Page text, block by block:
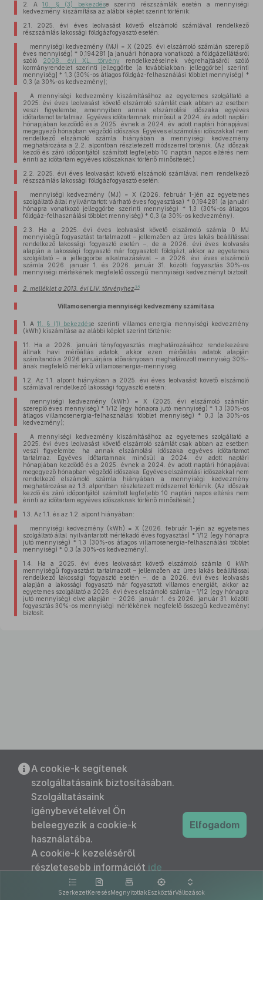
2.
A10. § (3) bekezdése szerinti részszámlák esetén a mennyiségi
kedvezmény kiszámítása az alábbi képlet szerint történik:
2.1.
2025. évi éves leolvasást követő elszámoló számlával rendelkező
részszámlás lakossági földgázfogyasztó esetén:
mennyiségi kedvezmény (MJ) = X (2025. évi elszámoló számlán szereplő
éves mennyiség) * 0,194281 [a januári hónapra vonatkozó, a földgázellátásról
szóló 2008. évi XL. törvény rendelkezéseinek végrehajtásáról szóló
kormányrendelet szerinti jelleggörbe (a továbbiakban: jelleggörbe) szerinti
mennyiség] * 1,3 (30%-os átlagos földgáz-felhasználási többlet mennyiség) *
0,3 (a 30%-os kedvezmény);
A mennyiségi kedvezmény kiszámításához az egyetemes szolgáltató a
2025. évi éves leolvasást követő elszámoló számlát csak abban az esetben
veszi figyelembe, amennyiben annak elszámolási időszaka egyéves
időtartamot tartalmaz. Egyéves időtartamnak minősül a 2024. év adott naptári
hónapjában kezdődő és a 2025. évnek a 2024. év adott naptári hónapjával
megegyező hónapban végződő időszaka. Egyéves elszámolási időszakkal nem
rendelkező elszámoló számla hiányában a mennyiségi kedvezmény
meghatározása a 2.2. alpontban részletezett módszerrel történik. (Az időszak
kezdő és záró időpontjától számított legfeljebb 10 naptári napos eltérés nem
érinti az időtartam egyéves időszaknak történő minősítését.)
2.2.
2025. évi éves leolvasást követő elszámoló számlával nem rendelkező
részszámlás lakossági földgázfogyasztó esetén:
mennyiségi kedvezmény (MJ) = X (2026. február 1-jén az egyetemes
szolgáltató által nyilvántartott várható éves fogyasztása) * 0,194281 (a januári
hónapra vonatkozó jelleggörbe szerinti mennyiség) * 1,3 (30%-os átlagos
földgáz-felhasználási többlet mennyiség) * 0,3 (a 30%-os kedvezmény).
2.3.
Ha a 2025. évi éves leolvasást követő elszámoló számla 0 MJ
mennyiségű fogyasztást tartalmazott – jellemzően az üres lakás beállítással
rendelkező lakossági fogyasztó esetén –, de a 2026. évi éves leolvasás
alapján a lakossági fogyasztó már fogyasztott földgázt, akkor az egyetemes
szolgáltató – a jelleggörbe alkalmazásával – a 2026. évi éves elszámoló
számla 2026. január 1. és 2026. január 31. közötti fogyasztás 30%-os
mennyiségi mértékének megfelelő összegű mennyiségi kedvezményt biztosít.
2. melléklet a 2013. évi LIV. törvényhez35
Villamosenergia mennyiségi kedvezmény számítása
1. A 11. § (1) bekezdése szerinti villamos energia mennyiségi kedvezmény
(kWh) kiszámítása az alábbi képlet szerint történik:
1.1.
Ha a 2026. januári tényfogyasztás meghatározásához rendelkezésre
állnak havi mérőállás adatok, akkor ezen mérőállás adatok alapján
számítandó a 2026 januárjára időarányosan meghatározott mennyiség 30%-
ának megfelelő mértékű villamosenergia-mennyiség.
1.2.
Az 1.1. alpont hiányában a 2025. évi éves leolvasást követő elszámoló
számlával rendelkező lakossági fogyasztó esetén:
mennyiségi kedvezmény (kWh) = X (2025. évi elszámoló számlán
szereplő éves mennyiség) * 1/12 (egy hónapra jutó mennyiség) * 1,3 (30%-os
átlagos villamosenergia-felhasználási többlet mennyiség) * 0,3 (a 30%-os
kedvezmény);
A mennyiségi kedvezmény kiszámításához az egyetemes szolgáltató a
2025. évi éves leolvasást követő elszámoló számlát csak abban az esetben
veszi figyelembe, ha annak elszámolási időszaka egyéves időtartamot
tartalmaz. Egyéves időtartamnak minősül a 2024. év adott naptári
hónapjában kezdődő és a 2025. évnek a 2024. év adott naptári hónapjával
megegyező hónapban végződő időszaka. Egyéves elszámolási időszakkal nem
rendelkező elszámoló számla hiányában a mennyiségi kedvezmény
meghatározása az 1.3. alpontban részletezett módszerrel történik. (Az időszak
kezdő és záró időpontjától számított legfeljebb 10 naptári napos eltérés nem
érinti az időtartam egyéves időszaknak történő minősítését.)
1.3. Az 1.1. és az 1.2. alpont hiányában:
mennyiségi kedvezmény (kWh) = X (2026. február 1-jén az egyetemes
szolgáltató által nyilvántartott mértékadó éves fogyasztás) * 1/12 (egy hónapra
jutó mennyiség) * 1,3 (30%-os átlagos villamosenergia-felhasználási többlet
mennyiség) * 0,3 (a 30%-os kedvezmény).
1.4.
Ha a 2025. évi éves leolvasást követő elszámoló számla 0 kWh
mennyiségű fogyasztást tartalmazott – jellemzően az üres lakás beállítással
rendelkező lakossági fogyasztó esetén –, de a 2026. évi éves leolvasás
alapján a lakossági fogyasztó már fogyasztott villamos energiát, akkor az
egyetemes szolgáltató a 2026. évi éves elszámoló számla – 1/12 (egy hónapra
jutó mennyiség) elve alapján – 2026. január 1. és 2026. január 31. közötti
fogyasztás 30%-os mennyiségi mértékének megfelelő összegű kedvezményt
biztosít.
SzerkezetKeresésMegnyitottakEszköztárVáltozások
A cookie-k segítenek
szolgáltatásaink biztosításában.
Szolgáltatásaink
igénybevételével Ön
beleegyezik a cookie-k
használatába.
A cookie-k kezeléséről
részletesebb információt ide
kattintva olvashat.
Elfogadom